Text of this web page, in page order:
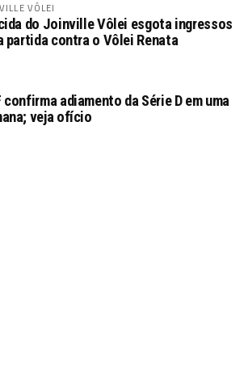
VÔLEI
do Joinville Vôlei esgota ingressos
partida contra o Vôlei Renata
confirma adiamento da Série D em uma
veja ofício